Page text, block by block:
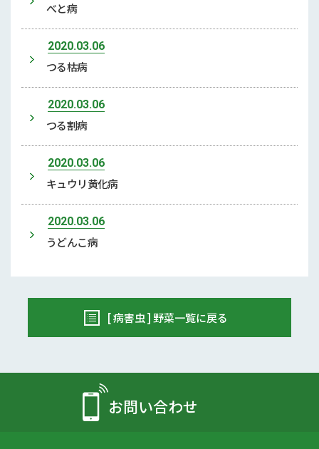
べと病
2020.03.06
つる枯病
2020.03.06
つる割病
2020.03.06
キュウリ黄化病
2020.03.06
うどんこ病
[ 病害虫 ] 野菜一覧に戻る
お問い合わせ